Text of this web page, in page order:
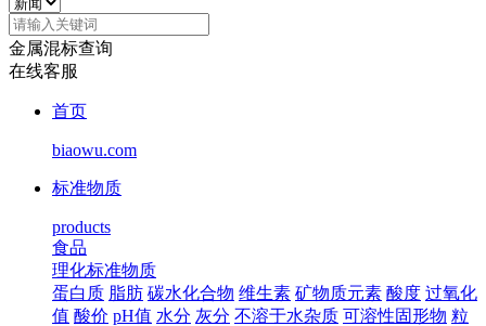
金属混标查询
在线客服
首页
biaowu.com
标准物质
products
食品
理化标准物质
蛋白质 脂肪 碳水化合物 维生素 矿物质元素 酸度 过氧化
值 酸价 pH值 水分 灰分 不溶于水杂质 可溶性固形物 粒